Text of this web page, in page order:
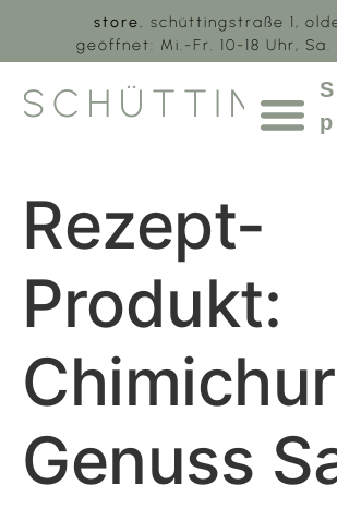
store. schüttingstraße 1,
geöffnet: Mi.-Fr. 10-18 Uhr, Sa.
SCHÜTTING.1p
Rezept-
Produkt:
Genuss